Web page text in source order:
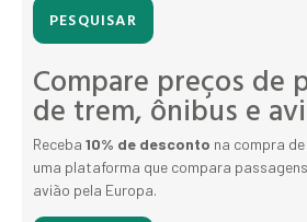
PESQUISAR
Compare preços de
de trem, ônibus e
Receba 10% de desconto na compra
uma plataforma que compara
avião pela Europa.